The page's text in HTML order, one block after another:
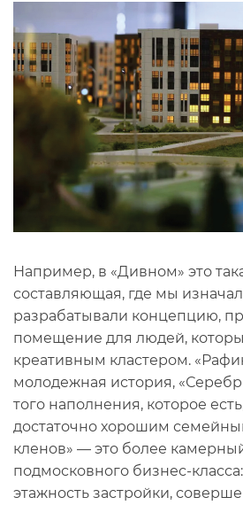
Например, в «Дивном» это
составляющая, где мы
разрабатывали концепцию,
помещение для людей,
креативным кластером.
молодежная история,
того наполнения, которое
достаточно хорошим
кленов» — это более
подмосковного бизнес-
этажность застройки,